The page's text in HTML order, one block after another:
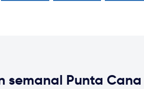
semanal Punta Cana